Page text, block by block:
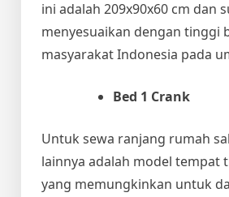
ini adalah 209x90x60 cm dan
menyesuaikan dengan tinggi
masyarakat Indonesia pada
Bed 1 Crank
Untuk sewa ranjang rumah
lainnya adalah model tempat
yang memungkinkan untuk